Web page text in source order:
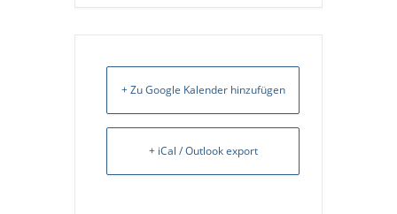
+ Zu Google Kalender hinzufügen
+ iCal / Outlook export